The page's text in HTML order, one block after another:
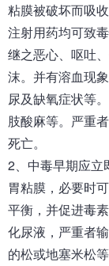
粘膜被破坏而吸
注射用药均可致
继之恶心、呕吐
沫。并有溶血现
尿及缺氧症状等
肢酸麻等。严重
死亡。
2、中毒早期应立
胃粘膜，必要时
平衡，并促进毒
化尿液，严重者
的松或地塞米松